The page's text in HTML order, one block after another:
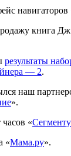
навигаторов
книга
результаты
— 2.
наш
».
«
«Мама.ру».